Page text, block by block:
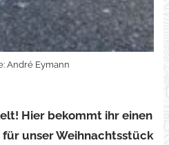
André Eymann
Hier bekommt ihr einen
für unser Weihnachtsstück